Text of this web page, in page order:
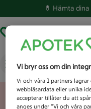
💊 Hämta
Vad letar du
Vi bryr oss om din
Vi och våra1 partners
webbläsardata eller unika
accepterar tillåter du att
anges under ”Vi och våra